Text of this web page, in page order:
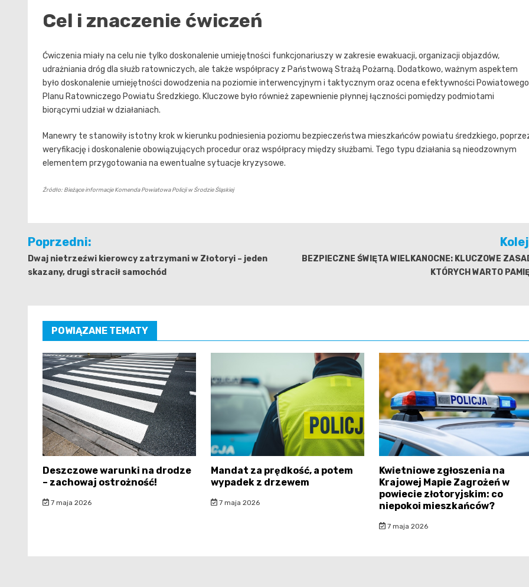
Cel i znaczenie ćwiczeń
Ćwiczenia miały na celu nie tylko doskonalenie umiejętności funkcjonariuszy w zakresie ewakuacji, organizacji objazdów,
udrażniania dróg dla służb ratowniczych, ale także współpracy z Państwową Strażą Pożarną. Dodatkowo, ważnym aspektem
było doskonalenie umiejętności dowodzenia na poziomie interwencyjnym i taktycznym oraz ocena efektywności Powiatowego
Planu Ratowniczego Powiatu Średzkiego. Kluczowe było również zapewnienie płynnej łączności pomiędzy podmiotami
biorącymi udział w działaniach.
Manewry te stanowiły istotny krok w kierunku podniesienia poziomu bezpieczeństwa mieszkańców powiatu średzkiego,
weryfikację i doskonalenie obowiązujących procedur oraz współpracy między służbami. Tego typu działania są nieodzownym
elementem przygotowania na ewentualne sytuacje kryzysowe.
Źródło: Bieżące informacje Komenda Powiatowa Policji w Środzie Śląskiej
Nawigacja
wpisu
Poprzedni:
Dwaj nietrzeźwi kierowcy zatrzymani w Złotoryi – jeden
skazany, drugi stracił samochód
BEZPIECZNE ŚWIĘTA WIELKANOCNE: KLUCZOWE
KTÓRYCH WARTO
POWIĄZANE TEMATY
Deszczowe warunki na drodze
– zachowaj ostrożność!
7 maja 2026
Mandat za prędkość, a potem
wypadek z drzewem
7 maja 2026
Kwietniowe zgłoszenia na
Krajowej Mapie Zagrożeń w
powiecie złotoryjskim: co
niepokoi mieszkańców?
7 maja 2026